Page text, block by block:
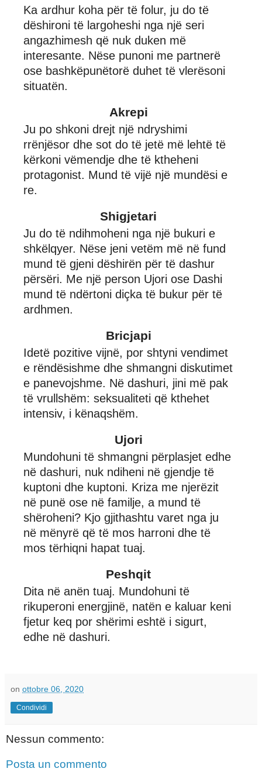
Ka ardhur koha për të folur, ju do të
dëshironi të largoheshi nga një seri
angazhimesh që nuk duken më
interesante. Nëse punoni me partnerë
ose bashkëpunëtorë duhet të vlerësoni
situatën.
Akrepi
Ju po shkoni drejt një ndryshimi
rrënjësor dhe sot do të jetë më lehtë të
kërkoni vëmendje dhe të ktheheni
protagonist. Mund të vijë një mundësi e
re.
Shigjetari
Ju do të ndihmoheni nga një bukuri e
shkëlqyer. Nëse jeni vetëm më në fund
mund të gjeni dëshirën për të dashur
përsëri. Me një person Ujori ose Dashi
mund të ndërtoni diçka të bukur për të
ardhmen.
Bricjapi
Idetë pozitive vijnë, por shtyni vendimet
e rëndësishme dhe shmangni diskutimet
e panevojshme. Në dashuri, jini më pak
të vrullshëm: seksualiteti që kthehet
intensiv, i kënaqshëm.
Ujori
Mundohuni të shmangni përplasjet edhe
në dashuri, nuk ndiheni në gjendje të
kuptoni dhe kuptoni. Kriza me njerëzit
në punë ose në familje, a mund të
shëroheni? Kjo gjithashtu varet nga ju
në mënyrë që të mos harroni dhe të
mos tërhiqni hapat tuaj.
Peshqit
Dita në anën tuaj. Mundohuni të
rikuperoni energjinë, natën e kaluar keni
fjetur keq por shërimi eshtë i sigurt,
edhe në dashuri.
on ottobre 06, 2020
Condividi
Nessun commento:
Posta un commento